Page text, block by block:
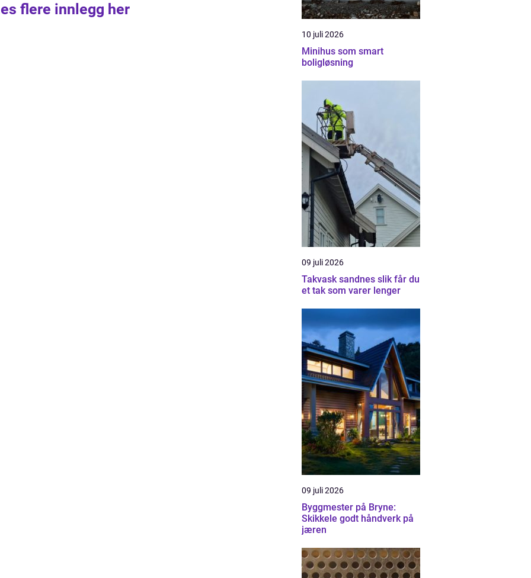
flere innlegg her
10 juli 2026
Minihus som smart
boligløsning
09 juli 2026
Takvask sandnes slik får du
et tak som varer lenger
09 juli 2026
Byggmester på Bryne:
Skikkele godt håndverk på
jæren